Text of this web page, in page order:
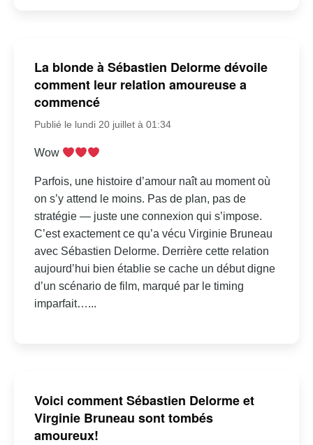
La blonde à Sébastien Delorme dévoile
comment leur relation amoureuse a
commencé
Publié le lundi 20 juillet à 01:34
Wow
Parfois, une histoire d’amour naît au moment où
on s’y attend le moins. Pas de plan, pas de
stratégie — juste une connexion qui s’impose.
C’est exactement ce qu’a vécu Virginie Bruneau
avec Sébastien Delorme. Derrière cette relation
aujourd’hui bien établie se cache un début digne
d’un scénario de film, marqué par le timing
imparfait…...
Voici comment Sébastien Delorme et
Virginie Bruneau sont tombés
amoureux!